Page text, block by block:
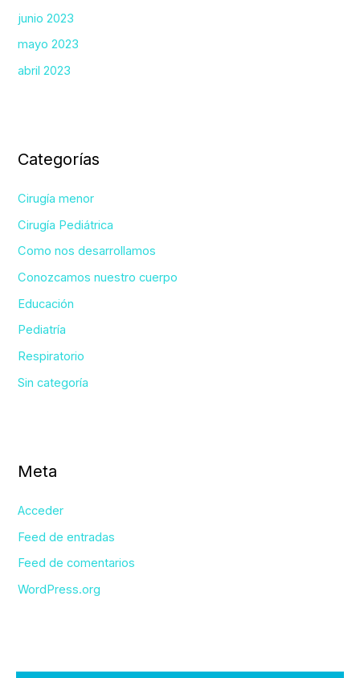
junio 2023
mayo 2023
abril 2023
Categorías
Cirugía menor
Cirugía Pediátrica
Como nos desarrollamos
Conozcamos nuestro cuerpo
Educación
Pediatría
Respiratorio
Sin categoría
Meta
Acceder
Feed de entradas
Feed de comentarios
WordPress.org